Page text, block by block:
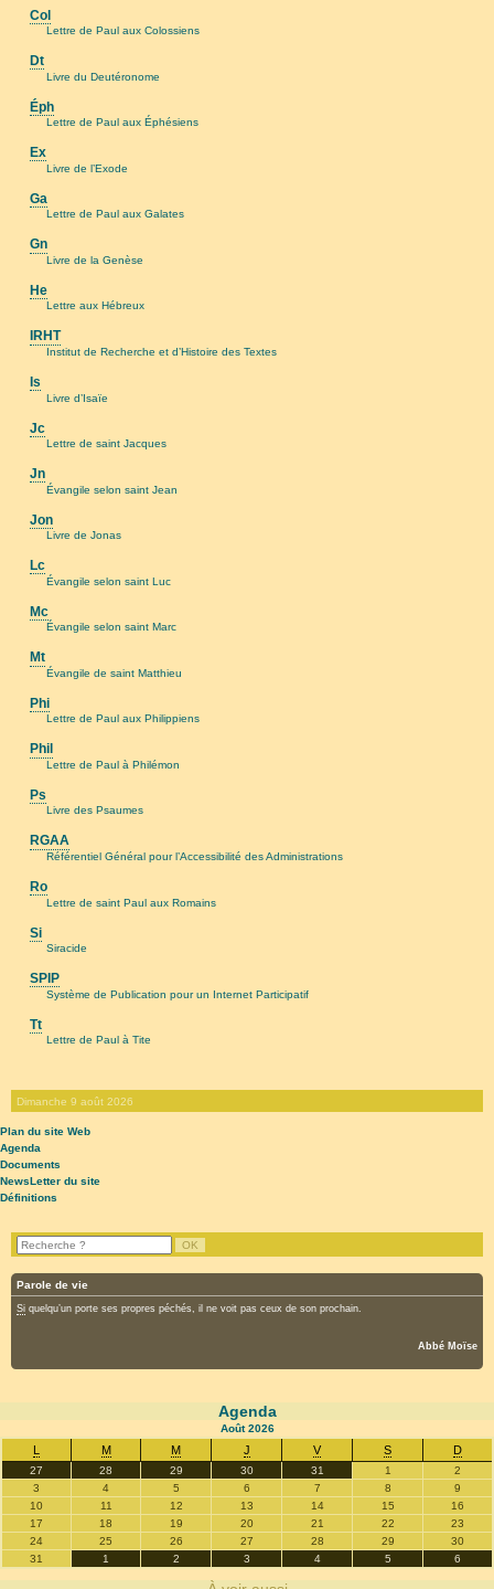
Col
Lettre de Paul aux Colossiens
Dt
Livre du Deutéronome
Éph
Lettre de Paul aux Éphésiens
Ex
Livre de l’Exode
Ga
Lettre de Paul aux Galates
Gn
Livre de la Genèse
He
Lettre aux Hébreux
IRHT
Institut de Recherche et d’Histoire des Textes
Is
Livre d’Isaïe
Jc
Lettre de saint Jacques
Jn
Évangile selon saint Jean
Jon
Livre de Jonas
Lc
Évangile selon saint Luc
Mc
Évangile selon saint Marc
Mt
Évangile de saint Matthieu
Phi
Lettre de Paul aux Philippiens
Phil
Lettre de Paul à Philémon
Ps
Livre des Psaumes
RGAA
Référentiel Général pour l’Accessibilité des Administrations
Ro
Lettre de saint Paul aux Romains
Si
Siracide
SPIP
Système de Publication pour un Internet Participatif
Tt
Lettre de Paul à Tite
Dimanche 9 août 2026
Plan du site Web
Agenda
Documents
NewsLetter du site
Définitions
Parole de vie
Si quelqu’un porte ses propres péchés, il ne voit pas ceux de son prochain.
Abbé Moïse
Agenda
Août2026
M M J V S D
27 28 29 30 31 1
2
3
4 5 6 7 8
9
10
11 12 13 14 15
16
17
18 19 20 21 22
23
24
25 26 27 28 29
30
31
1 2 3 4 5 6